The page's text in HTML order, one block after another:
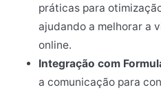
práticas para
ajudando a melhorar a
online.
Integração com
a comunicação para